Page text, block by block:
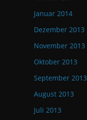
Januar 2014
Dezember 2013
November 2013
Oktober 2013
September 2013
August 2013
Juli 2013